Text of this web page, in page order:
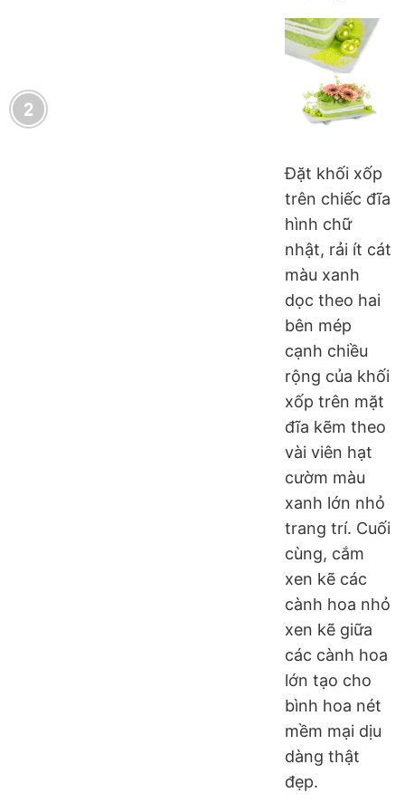
Đặt khối xốp
trên chiếc đĩa
hình chữ
nhật, rải ít cát
màu xanh
dọc theo hai
bên mép
cạnh chiều
rộng của khối
xốp trên mặt
đĩa kẽm theo
vài viên hạt
cườm màu
xanh lớn nhỏ
trang trí. Cuối
cùng, cắm
xen kẽ các
cành hoa nhỏ
xen kẽ giữa
các cành hoa
lớn tạo cho
bình hoa nét
mềm mại dịu
dàng thật
đẹp.